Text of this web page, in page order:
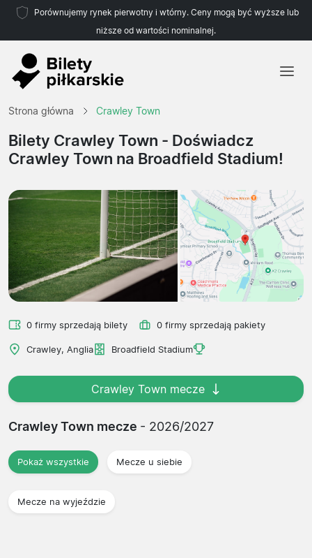
Porównujemy rynek pierwotny i wtórny. Ceny mogą być wyższe lub
niższe od wartości nominalnej.
Strona główna
Drużyny
Ligi
Strona główna Crawley Town
Bilety Crawley Town - Doświadcz
Crawley Town na Broadfield Stadium!
0 firmy sprzedają bilety 0 firmy sprzedają pakiety
Crawley, Anglia Broadfield Stadium
Crawley Town mecze
Crawley Town mecze - 2026/2027
Pokaż wszystkie Mecze u siebie
Mecze na wyjeździe